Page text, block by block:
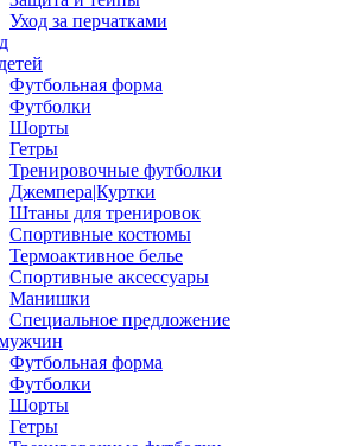
Уход за перчатками
Футбольная форма
Футболки
Шорты
Гетры
Тренировочные футболки
Джемпера|Куртки
Штаны для тренировок
Спортивные костюмы
Термоактивное белье
Спортивные аксессуары
Манишки
Специальное предложение
Футбольная форма
Футболки
Шорты
Гетры